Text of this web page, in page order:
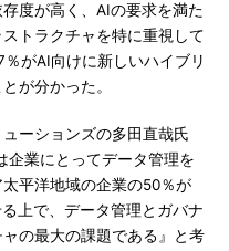
度が高く、AIの要求を満た
トラクチャを特に重視して
がAI向けに新しいハイブリ
が分かった。
ーションズの多田直哉氏
企業にとってデータ管理を
平洋地域の企業の50％が
上で、データ管理とガバナ
の最大の課題である』と考